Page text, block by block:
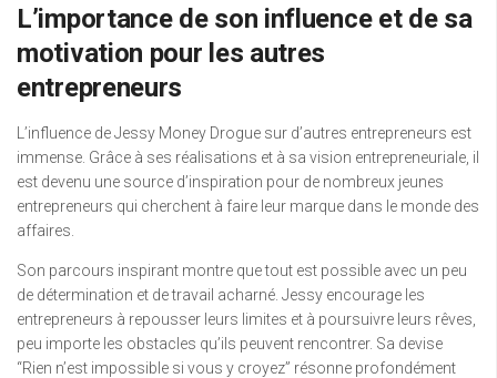
L’importance de son influence et de sa
motivation pour les autres
entrepreneurs
L’influence de Jessy Money Drogue sur d’autres entrepreneurs est
immense. Grâce à ses réalisations et à sa vision entrepreneuriale, il
est devenu une source d’inspiration pour de nombreux jeunes
entrepreneurs qui cherchent à faire leur marque dans le monde des
affaires.
Son parcours inspirant montre que tout est possible avec un peu
de détermination et de travail acharné. Jessy encourage les
entrepreneurs à repousser leurs limites et à poursuivre leurs rêves,
peu importe les obstacles qu’ils peuvent rencontrer. Sa devise
“Rien n’est impossible si vous y croyez” résonne profondément